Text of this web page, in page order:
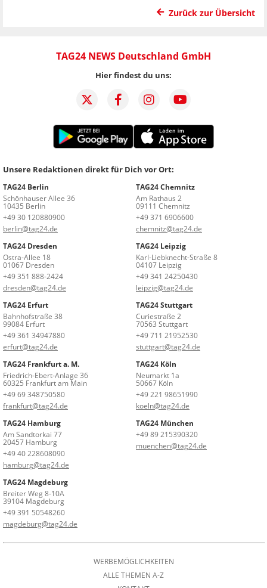
Zurück zur Übersicht
TAG24 NEWS Deutschland GmbH
Hier findest du uns:
Unsere Redaktionen direkt für Dich vor Ort:
TAG24 Berlin
Schönhauser Allee 36
10435 Berlin
+49 30 120880900
berlin@tag24.de
TAG24 Chemnitz
Am Rathaus 2
09111 Chemnitz
+49 371 6906600
chemnitz@tag24.de
TAG24 Dresden
Ostra-Allee 18
01067 Dresden
+49 351 888-2424
dresden@tag24.de
TAG24 Leipzig
Karl-Liebknecht-Straße 8
04107 Leipzig
+49 341 24250430
leipzig@tag24.de
TAG24 Erfurt
Bahnhofstraße 38
99084 Erfurt
+49 361 34947880
erfurt@tag24.de
TAG24 Stuttgart
Curiestraße 2
70563 Stuttgart
+49 711 21952530
stuttgart@tag24.de
TAG24 Frankfurt a. M.
Friedrich-Ebert-Anlage 36
60325 Frankfurt am Main
+49 69 348750580
frankfurt@tag24.de
TAG24 Köln
Neumarkt 1a
50667 Köln
+49 221 98651990
koeln@tag24.de
TAG24 Hamburg
Am Sandtorkai 77
20457 Hamburg
+49 40 228608090
hamburg@tag24.de
TAG24 München
+49 89 215390320
muenchen@tag24.de
TAG24 Magdeburg
Breiter Weg 8-10A
39104 Magdeburg
+49 391 50548260
magdeburg@tag24.de
WERBEMÖGLICHKEITEN
ALLE THEMEN A-Z